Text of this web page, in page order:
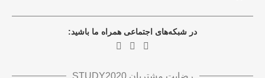
در شبکه‌های اجتماعی همراه ما باشید:
رضایت مشتریان STUDY2020